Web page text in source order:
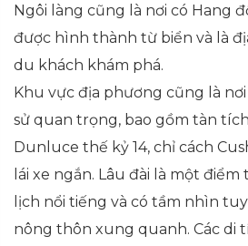
Ngôi làng cũng là nơi có Hang
được hình thành từ biển và là
du khách khám phá.
Khu vực địa phương cũng là
sử quan trọng, bao gồm tàn
Dunluce thế kỷ 14, chỉ cách
lái xe ngắn. Lâu đài là một
lịch nổi tiếng và có tầm nhìn
nông thôn xung quanh. Các di